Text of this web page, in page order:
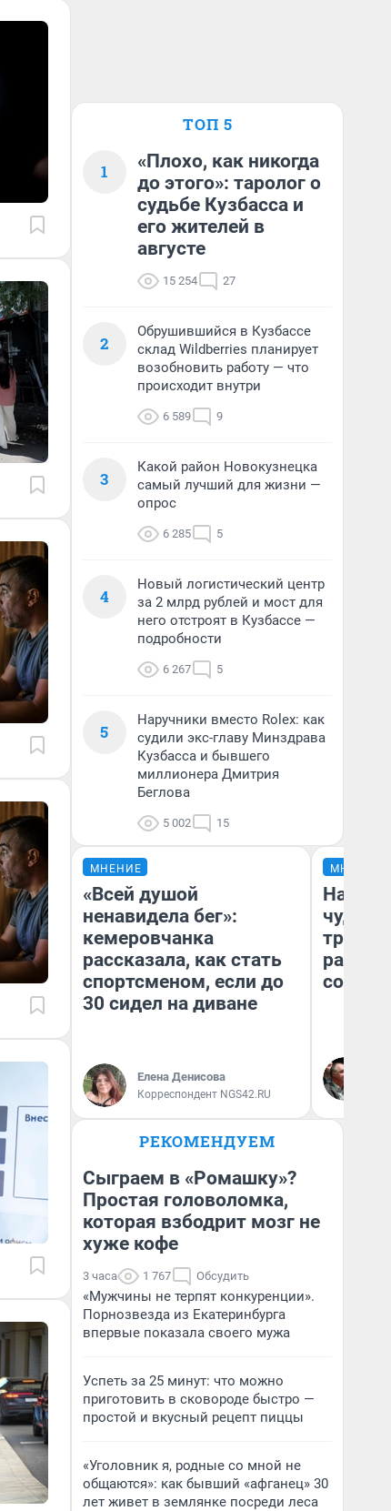
ТОП 5
1
«Плохо, как никогда
до этого»: таролог о
судьбе Кузбасса и
его жителей в
августе
15 254 27
2
Обрушившийся в Кузбассе
склад Wildberries планирует
возобновить работу — что
происходит внутри
6 589 9
3
Какой район Новокузнецка
самый лучший для жизни —
опрос
6 285 5
4
Новый логистический центр
за 2 млрд рублей и мост для
него отстроят в Кузбассе —
подробности
6 267 5
5
Наручники вместо Rolex: как
судили экс-главу Минздрава
Кузбасса и бывшего
миллионера Дмитрия
Беглова
5 002 15
МНЕНИЕ
«Всей душой
ненавидела бег»:
кемеровчанка
рассказала, как стать
спортсменом, если до
30 сидел на диване
Елена Денисова
Корреспондент NGS42.RU
МНЕНИЕ
чудом
РЕКОМЕНДУЕМ
Сыграем в «Ромашку»?
Простая головоломка,
которая взбодрит мозг не
хуже кофе
3 часа 1 767 Обсудить
«Мужчины не терпят конкуренции».
Порнозвезда из Екатеринбурга
впервые показала своего мужа
Успеть за 25 минут: что можно
приготовить в сковороде быстро —
простой и вкусный рецепт пиццы
«Уголовник я, родные со мной не
общаются»: как бывший «афганец» 30
лет живет в землянке посреди леса